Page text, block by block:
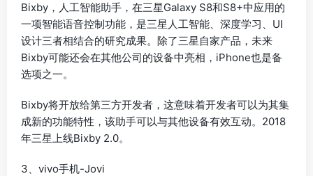
Bixby，人工智能助手，在三星Galaxy S8和S8+中应用的
一项智能语音控制功能，是三星人工智能、深度学习、UI
设计三者相结合的研究成果。除了三星自家产品，未来
Bixby可能还会在其他公司的设备中亮相，iPhone也是备
选项之一。
Bixby将开放给第三方开发者，这意味着开发者可以为其集
成新的功能特性，该助手可以与其他设备有效互动。2018
年三星上线Bixby 2.0。
3、vivo手机-Jovi